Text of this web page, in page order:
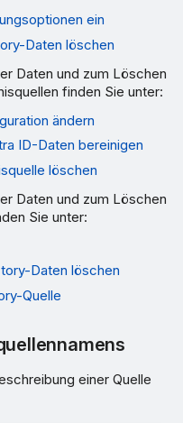
ein
Daten löschen
Daten und zum Löschen
finden Sie unter:
ändern
ID-Daten bereinigen
löschen
Daten und zum Löschen
Sie unter:
Daten löschen
Quelle
einer Quelle